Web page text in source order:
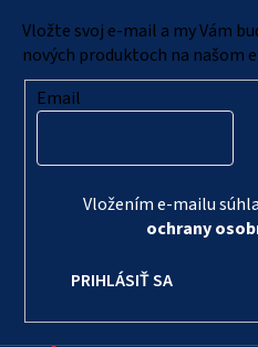
Vložte svoj e-mail a my Vám
nových produktoch na našom
Email
Vložením e-mailu
ochrany
PRIHLÁSIŤ SA